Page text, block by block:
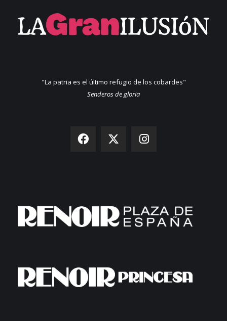
"La patria es el último refugio de los cobardes"
Senderos de gloria